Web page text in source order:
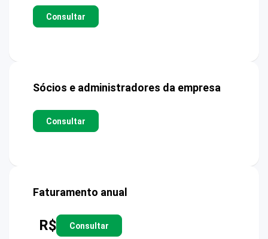
Consultar
Sócios e administradores da empresa
Consultar
Faturamento anual
R$ Consultar